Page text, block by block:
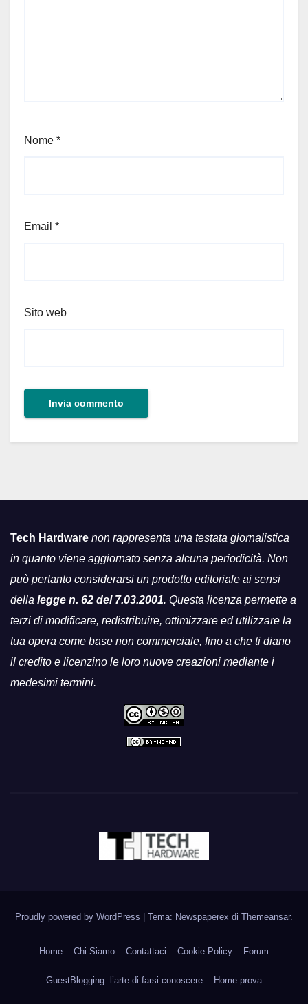
Nome *
Email *
Sito web
Tech Hardware non rappresenta una testata giornalistica
in quanto viene aggiornato senza alcuna periodicità. Non
può pertanto considerarsi un prodotto editoriale ai sensi
della legge n. 62 del 7.03.2001. Questa licenza permette a
terzi di modificare, redistribuire, ottimizzare ed utilizzare la
tua opera come base non commerciale, fino a che ti diano
il credito e licenzino le loro nuove creazioni mediante i
medesimi termini.
Proudly powered by WordPress | Tema: Newspaperex di Themeansar.
Home Chi Siamo Contattaci Cookie Policy Forum
GuestBlogging: l’arte di farsi conoscere Home prova